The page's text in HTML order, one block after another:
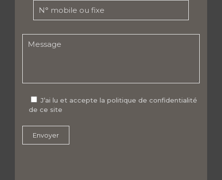
J’ai lu et accepte la politique de confidentialité
de ce site